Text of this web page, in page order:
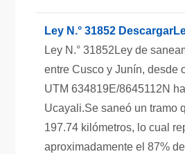
Ley N.° 31852
Ley N.° 31852Ley de
entre Cusco y Junín, desde
UTM 634819E/8645112N
Ucayali.Se saneó un tramo
197.74 kilómetros, lo cual
aproximadamente el 87%